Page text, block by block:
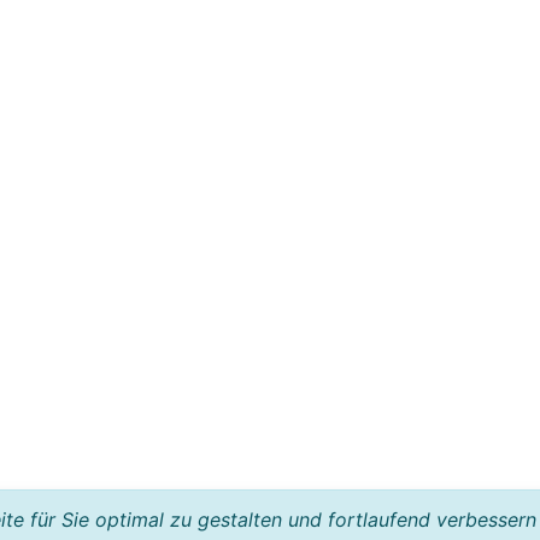
für Sie optimal zu gestalten und fortlaufend